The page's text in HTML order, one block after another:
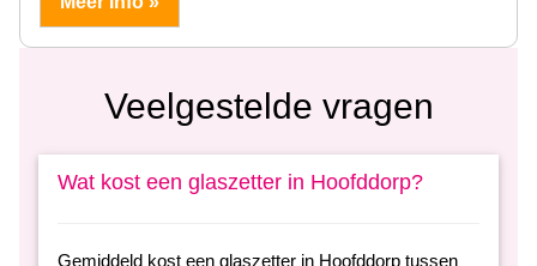
Veelgestelde vragen
Wat kost een glaszetter in Hoofddorp?
Gemiddeld kost een glaszetter in Hoofddorp tussen